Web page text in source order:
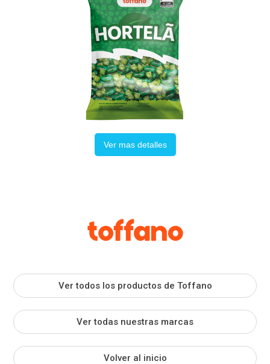
Ver mas detalles
Ver todos los productos de Toffano
Ver todas nuestras marcas
Volver al inicio